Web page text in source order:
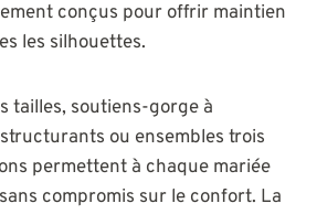
conçus pour offrir maintien
les silhouettes.
tailles, soutiens-gorge à
ou ensembles trois
permettent à chaque mariée
compromis sur le confort. La